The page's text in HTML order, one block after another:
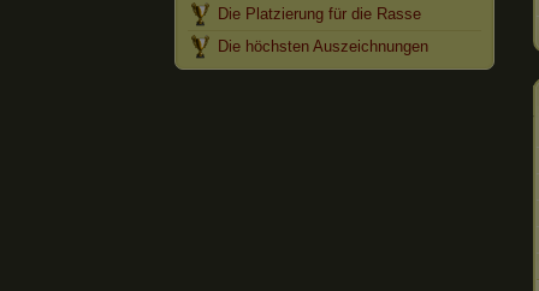
Die Platzierung für die Rasse
Die höchsten Auszeichnungen